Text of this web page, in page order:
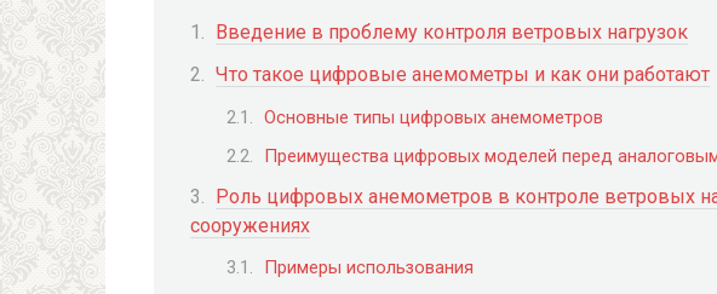
Введение в проблему контроля ветровых нагрузок
Что такое цифровые анемометры и как они работают
Основные типы цифровых анемометров
Преимущества цифровых моделей перед
Роль цифровых анемометров в контроле ветровых
сооружениях
Примеры использования